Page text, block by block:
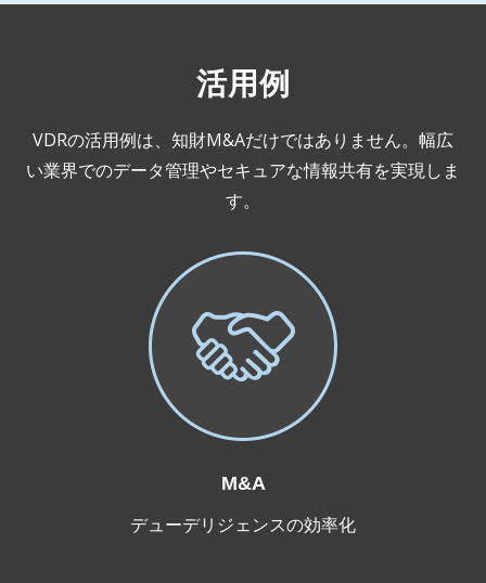
活用例
VDRの活用例は、知財M&Aだけではありません。幅広
い業界でのデータ管理やセキュアな情報共有を実現しま
す。
M&A
デューデリジェンスの効率化